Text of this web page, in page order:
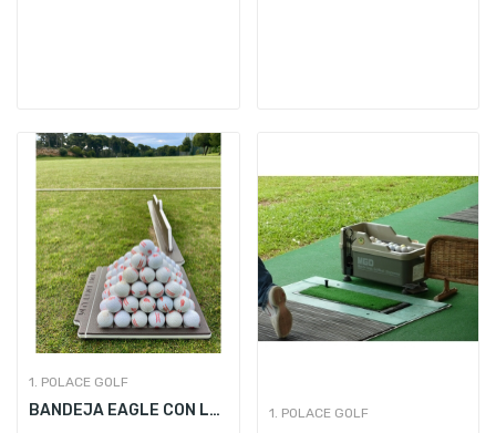
1. POLACE GOLF
BANDEJA EAGLE CON LOGO - 91 BOLAS 1. POLACE GOLF